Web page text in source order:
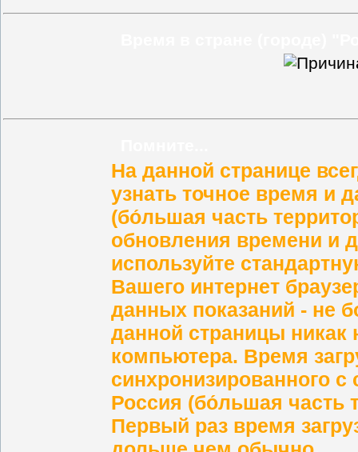
На данной странице
узнать точное время и
(бо́льшая часть
обновления времени и
используйте
Вашего интернет
данных показаний - не
данной страницы
компьютера. Время
синхронизированного
Россия (бо́льшая часть
Первый раз время